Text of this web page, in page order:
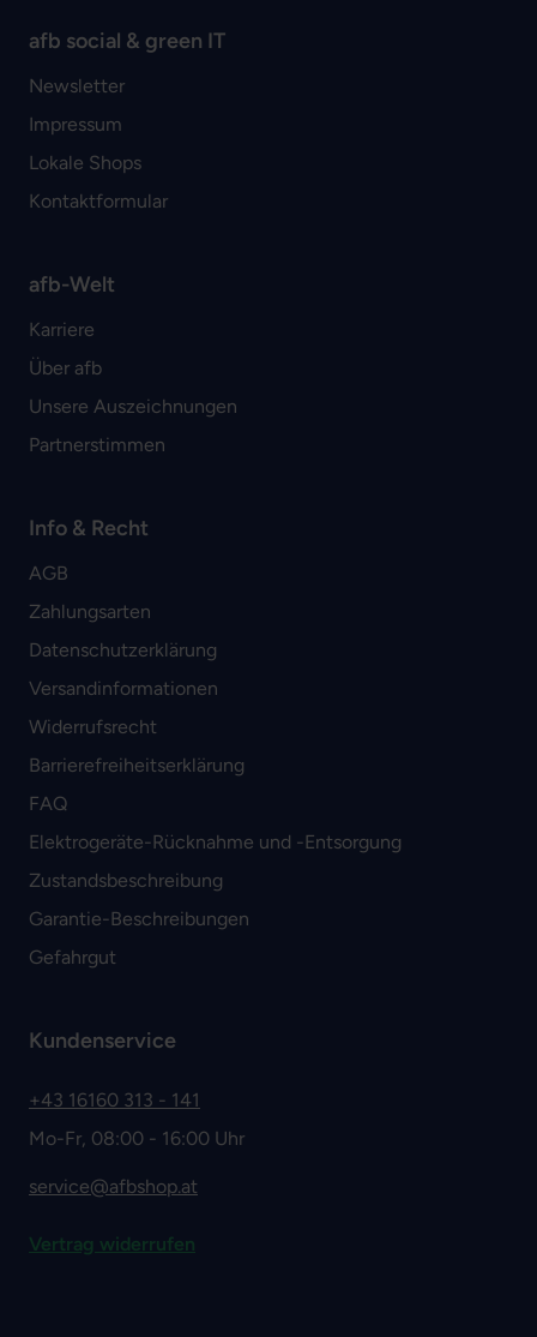
afb social & green IT
Newsletter
Impressum
Lokale Shops
Kontaktformular
afb-Welt
Karriere
Über afb
Unsere Auszeichnungen
Partnerstimmen
Info & Recht
AGB
Zahlungsarten
Datenschutzerklärung
Versandinformationen
Widerrufsrecht
Barrierefreiheitserklärung
FAQ
Elektrogeräte-Rücknahme und -Entsorgung
Zustandsbeschreibung
Garantie-Beschreibungen
Gefahrgut
Kundenservice
+43 16160 313 - 141
Mo-Fr, 08:00 - 16:00 Uhr
service@afbshop.at
Vertrag widerrufen